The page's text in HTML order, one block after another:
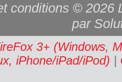
conditions © 2026
par
3+ (Windows,
iPhone/iPad/iPod)